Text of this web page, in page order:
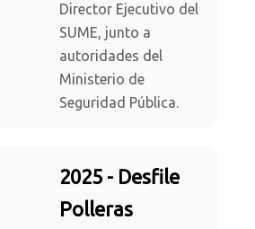
Director Ejecutivo del
SUME, junto a
autoridades del
Ministerio de
Seguridad Pública.
2025 - Desfile
Polleras